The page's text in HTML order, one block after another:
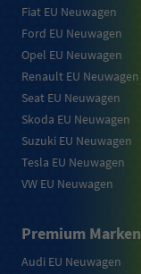
Fiat EU Neuwagen
Ford EU Neuwagen
Opel EU Neuwagen
Renault EU Neuwagen
Seat EU Neuwagen
Skoda EU Neuwagen
Suzuki EU Neuwagen
Tesla EU Neuwagen
VW EU Neuwagen
Premium Marken
Audi EU Neuwagen